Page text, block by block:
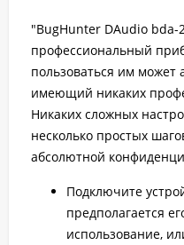
"BugHunter DAudio
профессиональный
пользоваться им может
имеющий никаких
Никаких сложных
несколько простых
абсолютной
Подключите
предполагается
использование,